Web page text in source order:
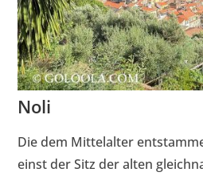
Noli
Die dem Mittelalter
einst der Sitz der alten